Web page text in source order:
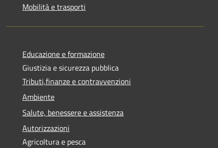
Mobilità e trasporti
Educazione e formazione
Giustizia e sicurezza pubblica
Tributi,finanze e contravvenzioni
Ambiente
Salute, benessere e assistenza
Autorizzazioni
Agricoltura e pesca